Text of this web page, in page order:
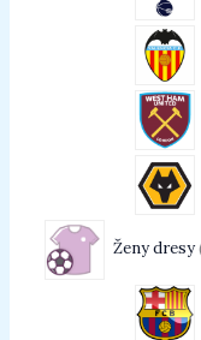
Ženy dresy